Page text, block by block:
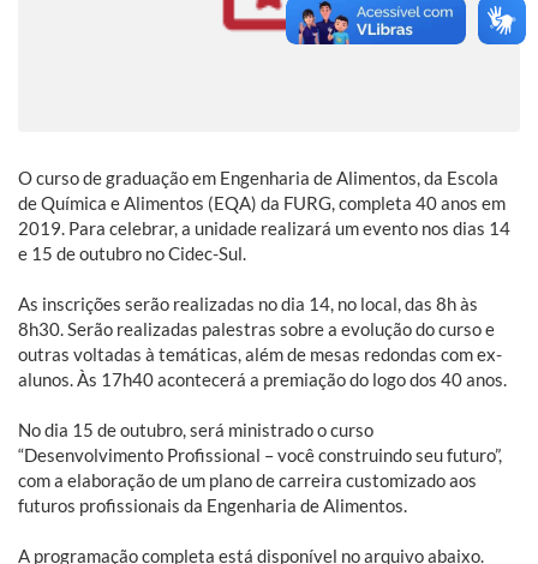
O curso de graduação em Engenharia de Alimentos, da Escola
de Química e Alimentos (EQA) da FURG, completa 40 anos em
2019. Para celebrar, a unidade realizará um evento nos dias 14
e 15 de outubro no Cidec-Sul.
As inscrições serão realizadas no dia 14, no local, das 8h às
8h30. Serão realizadas palestras sobre a evolução do curso e
outras voltadas à temáticas, além de mesas redondas com ex-
alunos. Às 17h40 acontecerá a premiação do logo dos 40 anos.
No dia 15 de outubro, será ministrado o curso
“Desenvolvimento Profissional – você construindo seu futuro”,
com a elaboração de um plano de carreira customizado aos
futuros profissionais da Engenharia de Alimentos.
A programação completa está disponível no arquivo abaixo.